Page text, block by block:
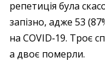
репетиція була
запізно, адже 53
на COVID‑19. Троє
а двоє померли.